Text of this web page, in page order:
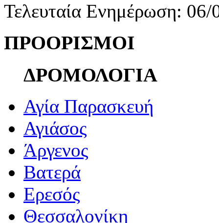
Τελευταία Ενημέρωση:
ΠΡΟΟΡΙΣΜΟΙ
ΔΡΟΜΟΛΟΓΙΑ
Αγία Παρασκευή
Αγιάσος
Άργενος
Βατερά
Ερεσός
Θεσσαλονίκη